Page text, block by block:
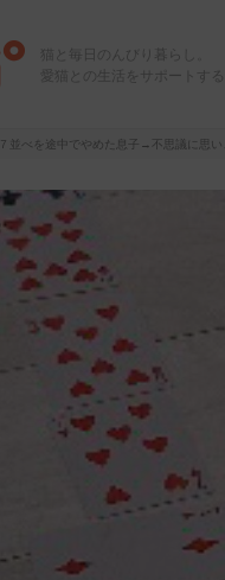
猫と毎日のんびり暮らし。
愛猫との生活をサポートす
７並べを途中でやめた息子→不思議に思